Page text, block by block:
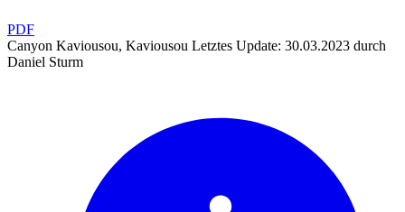
PDF
Canyon Kaviousou, Kaviousou Letztes Update: 30.03.2023 durch
Daniel Sturm